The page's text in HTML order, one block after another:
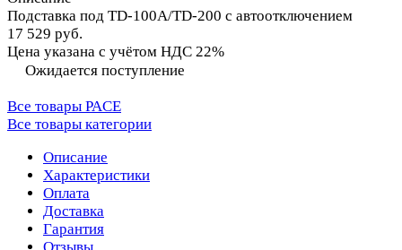
Подставка под TD-100A/TD-200 с автоотключением
17 529 руб.
Цена указана с учётом НДС 22%
Ожидается поступление
Все товары PACE
Все товары категории
Описание
Характеристики
Оплата
Доставка
Гарантия